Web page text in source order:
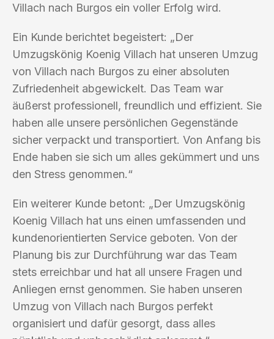
Villach nach Burgos ein voller Erfolg wird.
Ein Kunde berichtet begeistert: „Der
Umzugskönig Koenig Villach hat unseren Umzug
von Villach nach Burgos zu einer absoluten
Zufriedenheit abgewickelt. Das Team war
äußerst professionell, freundlich und effizient. Sie
haben alle unsere persönlichen Gegenstände
sicher verpackt und transportiert. Von Anfang bis
Ende haben sie sich um alles gekümmert und uns
den Stress genommen.“
Ein weiterer Kunde betont: „Der Umzugskönig
Koenig Villach hat uns einen umfassenden und
kundenorientierten Service geboten. Von der
Planung bis zur Durchführung war das Team
stets erreichbar und hat all unsere Fragen und
Anliegen ernst genommen. Sie haben unseren
Umzug von Villach nach Burgos perfekt
organisiert und dafür gesorgt, dass alles